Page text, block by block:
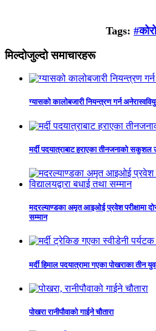
Tags:
मिल्दोजुल्दो समाचारहरू
ग्यासको कालोबजारी नियन्त्रण गर्न
मर्दी पदयात्राबाट हराएका तीनजनाको सकुशल
मदरल्याण्डका अमृत आइओई प्रवेश परीक्षामा
सम्मान
मर्दी हिमाल पदयात्रामा गएका पोखराका तीन
पोखरा रानीपौवाको गाईने चौतारा